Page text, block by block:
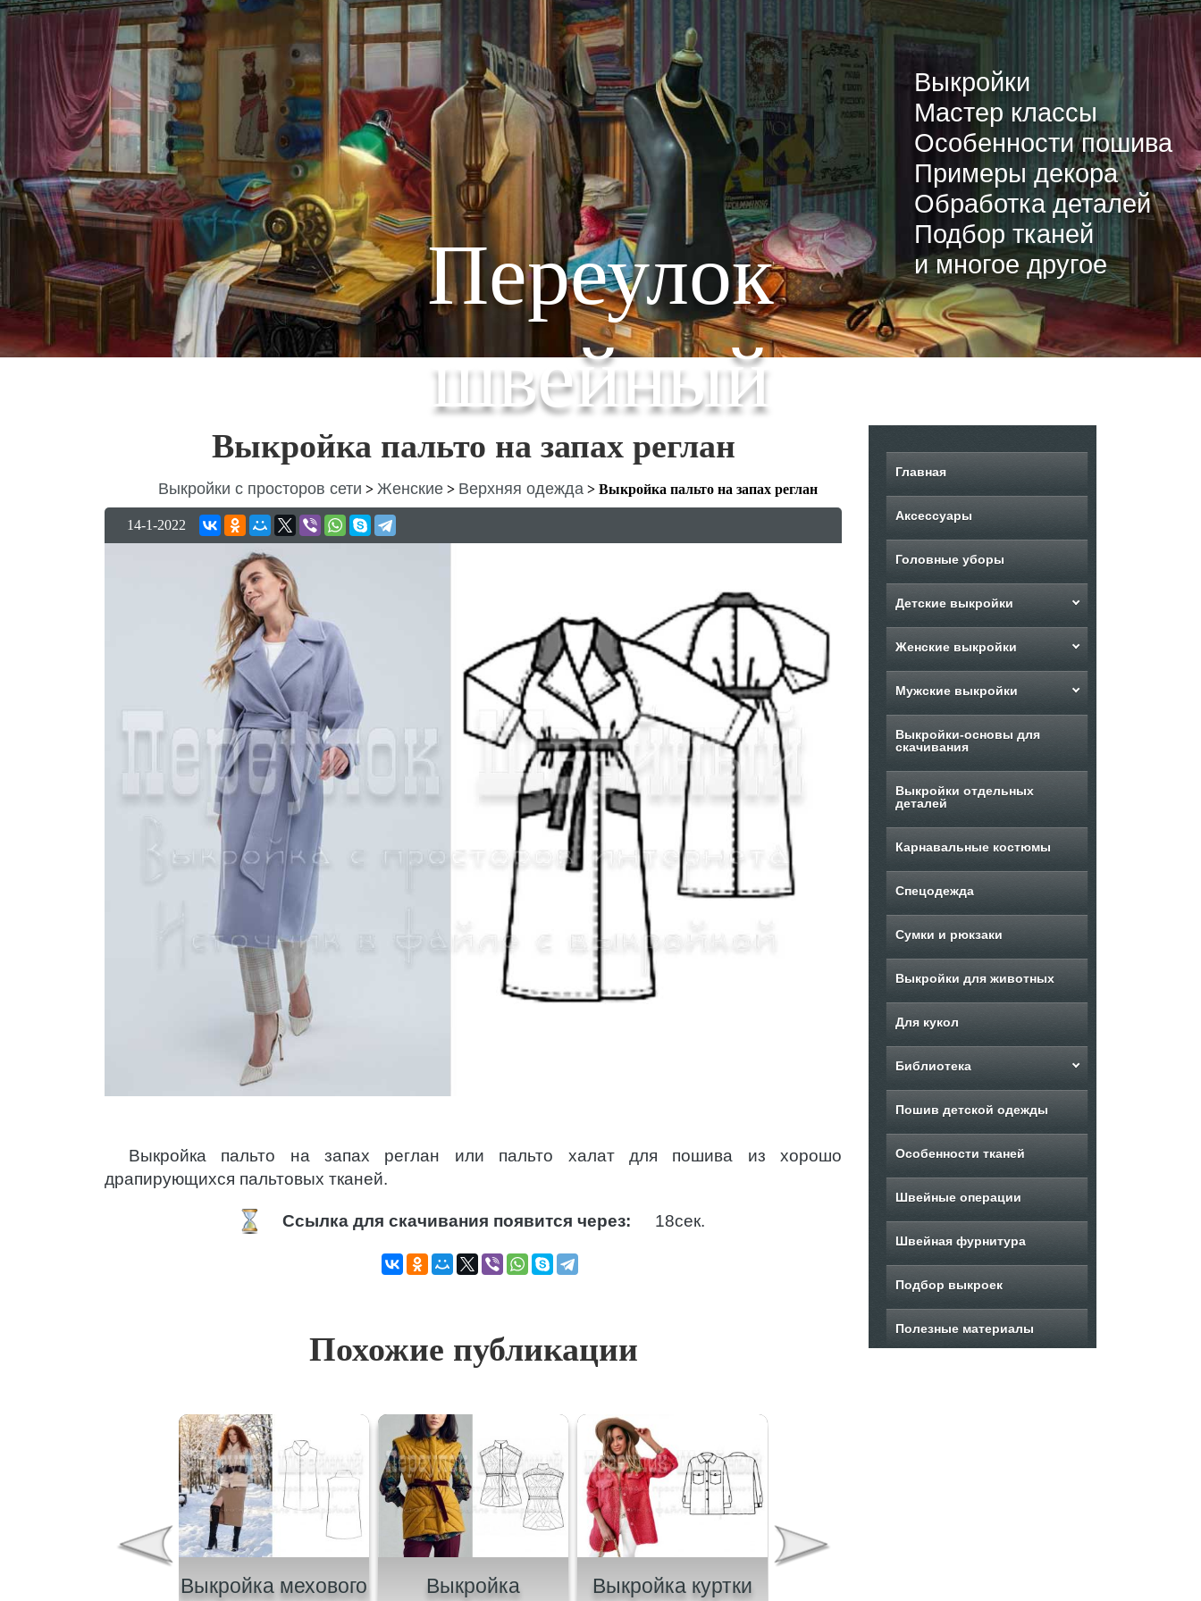
Переулок
швейный
Выкройки
Мастер классы
Особенности пошива
Примеры декора
Обработка деталей
Подбор тканей
и многое другое
Выкройка пальто на запах реглан
Выкройки с просторов сети > Женские > Верхняя одежда > Выкройка пальто на запах реглан
14-1-2022
Выкройка пальто на запах реглан или пальто халат для пошива из хорошо
драпирующихся пальтовых тканей.
Ссылка для скачивания появится через: 17сек.
Похожие публикации
Выкройка мехового
Выкройка
Выкройка куртки
Главная
Аксессуары
Головные уборы
Детские выкройки
Женские выкройки
Мужские выкройки
Выкройки-основы для
скачивания
Выкройки отдельных
деталей
Карнавальные костюмы
Спецодежда
Сумки и рюкзаки
Выкройки для животных
Для кукол
Библиотека
Пошив детской одежды
Особенности тканей
Швейные операции
Швейная фурнитура
Подбор выкроек
Полезные материалы